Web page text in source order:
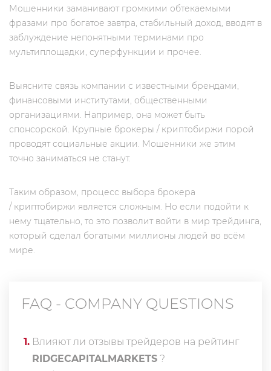
Мошенники заманивают громкими обтекаемыми
фразами про богатое завтра, стабильный доход, вводят в
заблуждение непонятными терминами про
мультиплощадки, суперфункции и прочее.
Выясните связь компании с известными брендами,
финансовыми институтами, общественными
организациями. Например, она может быть
спонсорской. Крупные брокеры / криптобиржи порой
проводят социальные акции. Мошенники же этим
точно заниматься не станут.
Таким образом, процесс выбора брокера
/ криптобиржи является сложным. Но если подойти к
нему тщательно, то это позволит войти в мир трейдинга,
который сделал богатыми миллионы людей во всём
мире.
FAQ - COMPANY QUESTIONS
1. Влияют ли отзывы трейдеров на рейтинг
RIDGECAPITALMARKETS ?